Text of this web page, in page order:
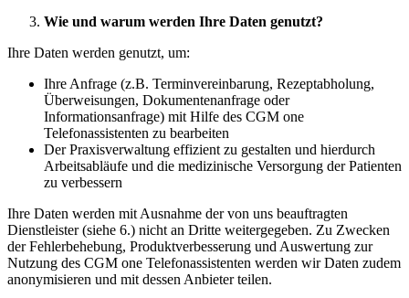
Wie und warum werden Ihre Daten genutzt?
Ihre Daten werden genutzt, um:
Ihre Anfrage (z.B. Terminvereinbarung, Rezeptabholung,
Überweisungen, Dokumentenanfrage oder
Informationsanfrage) mit Hilfe des CGM one
Telefonassistenten zu bearbeiten
Der Praxisverwaltung effizient zu gestalten und hierdurch
Arbeitsabläufe und die medizinische Versorgung der Patienten
zu verbessern
Ihre Daten werden mit Ausnahme der von uns beauftragten
Dienstleister (siehe 6.) nicht an Dritte weitergegeben. Zu Zwecken
der Fehlerbehebung, Produktverbesserung und Auswertung zur
Nutzung des CGM one Telefonassistenten werden wir Daten zudem
anonymisieren und mit dessen Anbieter teilen.